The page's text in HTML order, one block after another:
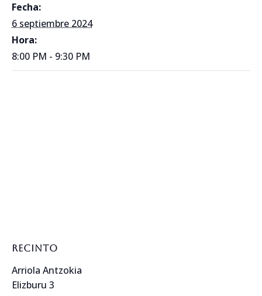
Fecha:
6 septiembre 2024
Hora:
8:00 PM - 9:30 PM
RECINTO
Arriola Antzokia
Elizburu 3